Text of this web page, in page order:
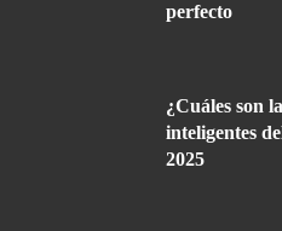
perfecto
¿Cuáles son
inteligentes
2025